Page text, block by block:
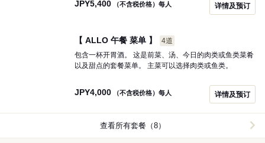
如有需要，请在一周前致电店铺预约。
JPY5,400 （不含税价格）每人 详情及预订
【 ALLO 午餐 菜单 】
4道
包含一杯开胃酒。 这是前菜、汤、今日的肉类或鱼类菜肴
以及甜点的套餐菜单。 主菜可以选择肉类或鱼类。
JPY4,000 （不含税价格）每人 详情及预订
查看所有套餐（8）